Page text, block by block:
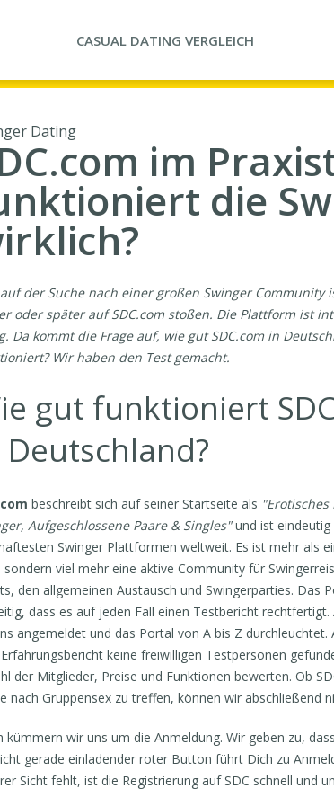
CASUAL DATING VERGLEICH
Dating
im
die
der Suche nach einer großen Swinger Community
oder später auf SDC.com stoßen. Die Plattform ist
Da kommt die Frage auf, wie gut SDC.com in
Wir haben den Test gemacht.
gut funktioniert
Deutschland?
beschreibt sich auf seiner Startseite als
Aufgeschlossene Paare & Singles"und ist eindeutig
Swinger Plattformen weltweit. Es ist mehr als
sondern viel mehr eine aktive Community für
den allgemeinen Austausch und Swingerparties. Das
dass es auf jeden Fall einen Testbericht rechtfertigt.
angemeldet und das Portal von A bis Z
keine freiwilligen Testpersonen
der Mitglieder, Preise und Funktionen bewerten. Ob
nach Gruppensex zu treffen, können wir abschließend
kümmern wir uns um die Anmeldung. Wir geben zu, dass
gerade einladender roter Button führt Dich zu
Sicht fehlt, ist die Registrierung auf SDC schnell und